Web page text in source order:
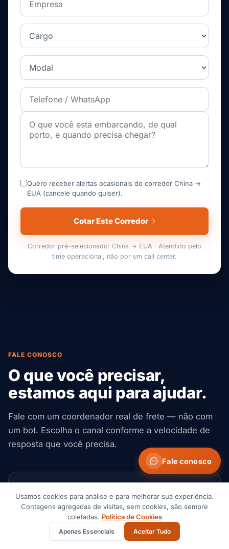
Quero receber alertas ocasionais do corredor China →
EUA (cancele quando quiser).
Cotar Este Corredor
Corredor pré-selecionado: China → EUA · Atendido pelo
time operacional, não por um call center.
FALE CONOSCO
O que você precisar,
estamos aqui para ajudar.
Fale com um coordenador real de frete — não com
um bot. Escolha o canal conforme a velocidade de
resposta que você precisa.
Solicitar cotação
Fale conosco
Usamos cookies para análise e para melhorar sua experiência.
Contagens agregadas de visitas, sem cookies, são sempre
coletadas. Política de Cookies
Apenas Essenciais Aceitar Tudo